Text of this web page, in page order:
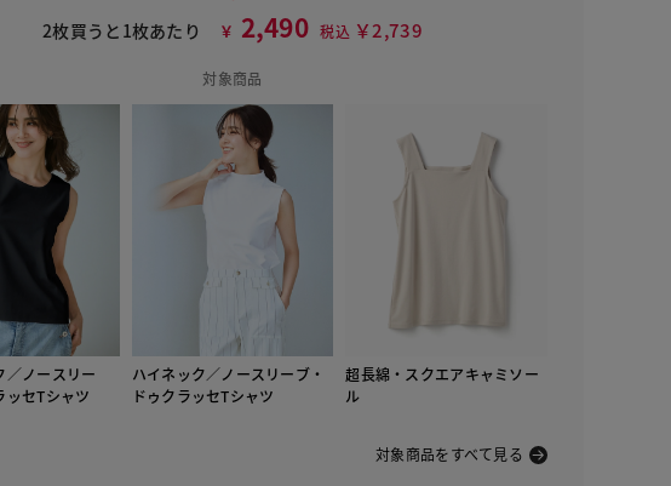
2枚買うと1枚あたり ￥ 2,490 税込 ￥2,739
対象商品
／ノースリー
ッセTシャツ
ハイネック／ノースリーブ・
ドゥクラッセTシャツ
超長綿・スクエアキャミソー
ル
対象商品をすべて見る